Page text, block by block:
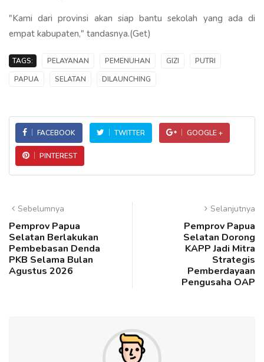
"Kami dari provinsi akan siap bantu sekolah yang ada di
empat kabupaten," tandasnya.(Get)
TAGS: PELAYANAN PEMENUHAN GIZI
PUTRI
PAPUA
SELATAN DILAUNCHING
FACEBOOK TWITTER GOOGLE +
PINTEREST
Sebelumnya
Pemprov Papua
Selatan Berlakukan
Pembebasan Denda
PKB Selama Bulan
Agustus 2026
Selanjutnya
Pemprov Papua
Selatan Dorong
KAPP Jadi Mitra
Strategis
Pemberdayaan
Pengusaha OAP